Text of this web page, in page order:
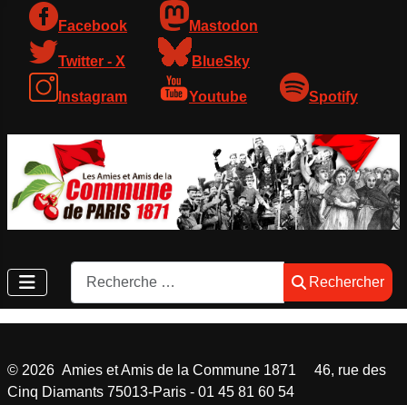
Facebook Mastodon
Twitter - X BlueSky
Instagram Youtube Spotify
Rechercher
Rechercher
© 2026 Amies et Amis de la Commune 1871 46, rue des
Cinq Diamants 75013-Paris - 01 45 81 60 54